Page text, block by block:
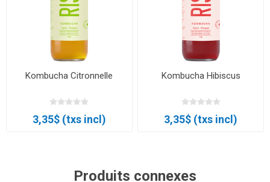
Kombucha Citronnelle
3,35$ (txs incl)
Kombucha Hibiscus
3,35$ (txs incl)
Produits connexes